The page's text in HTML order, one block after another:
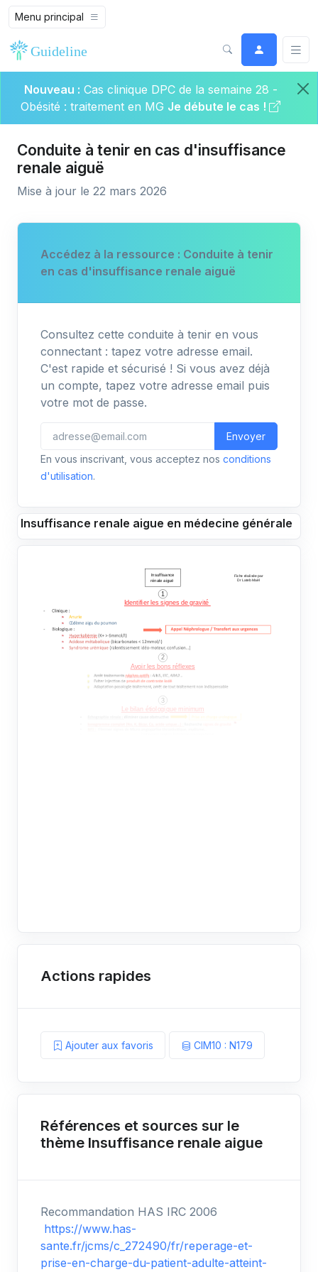
Menu principal
Nouveau : Cas clinique DPC de la semaine 28 -
Obésité : traitement en MG Je débute le cas !
Conduite à tenir en cas d'insuffisance
renale aiguë
Mise à jour le 22 mars 2026
Accédez à la ressource : Conduite à tenir
en cas d'insuffisance renale aiguë
Consultez cette conduite à tenir en vous
connectant : tapez votre adresse email.
C'est rapide et sécurisé ! Si vous avez déjà
un compte, tapez votre adresse email puis
votre mot de passe.
Envoyer
En vous inscrivant, vous acceptez nos conditions
d'utilisation.
Insuffisance renale aigue en médecine générale
Actions rapides
Ajouter aux favoris CIM10 : N179
Références et sources sur le
thème Insuffisance renale aigue
Recommandation HAS IRC 2006
https://www.has-
sante.fr/jcms/c_272490/fr/reperage-et-
prise-en-charge-du-patient-adulte-atteint-